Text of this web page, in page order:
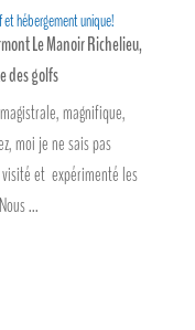
et hébergement unique!
Le Manoir Richelieu,
des golfs
magnifique,
moi je ne sais pas
visité et expérimenté les
...